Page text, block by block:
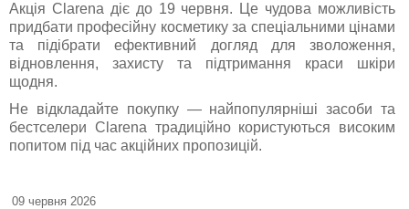
Акція Clarena діє до 19 червня. Це чудова можливість
придбати професійну косметику за спеціальними цінами
та підібрати ефективний догляд для зволоження,
відновлення, захисту та підтримання краси шкіри
щодня.
Не відкладайте покупку — найпопулярніші засоби та
бестселери Clarena традиційно користуються високим
попитом під час акційних пропозицій.
09 червня 2026